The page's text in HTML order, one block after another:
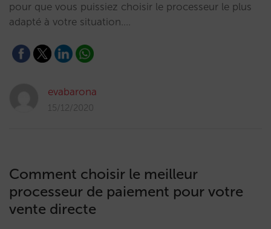
pour que vous puissiez choisir le processeur le plus
adapté à votre situation.…
evabarona
15/12/2020
Comment choisir le meilleur
processeur de paiement pour votre
vente directe